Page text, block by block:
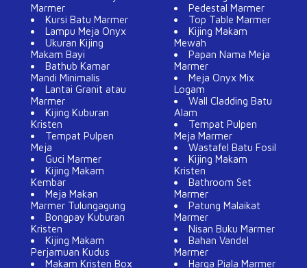
Marmer
Kursi Batu Marmer
Lampu Meja Onyx
Ukuran Kijing
Makam Bayi
Bathub Kamar
Mandi Minimalis
Lantai Granit atau
Marmer
Kijing Kuburan
Kristen
Tempat Pulpen
Meja
Guci Marmer
Kijing Makam
Kembar
Meja Makan
Marmer Tulungagung
Bongpay Kuburan
Kristen
Kijing Makam
Perjamuan Kudus
Makam Kristen Box
Pedestal Marmer
Top Table Marmer
Kijing Makam
Mewah
Papan Nama Meja
Marmer
Meja Onyx Mix
Logam
Wall Cladding Batu
Alam
Tempat Pulpen
Meja Marmer
Wastafel Batu Fosil
Kijing Makam
Kristen
Bathroom Set
Marmer
Patung Malaikat
Marmer
Nisan Buku Marmer
Bahan Vandel
Marmer
Harga Piala Marmer